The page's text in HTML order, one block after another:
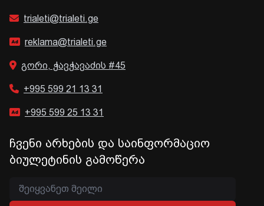
trialeti@trialeti.ge
reklama@trialeti.ge
გორი, ჭავჭავაძის #45
+995 599 21 13 31
+995 599 25 13 31
ჩვენი არხების და საინფორმაციო
ბიულეტინის გამოწერა